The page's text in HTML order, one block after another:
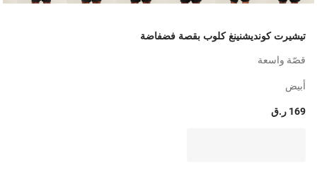
تيشيرت كونديشنينغ كلوب بقصة فضفاضة
قصّة واسعة
أبيض
169 ر.ق